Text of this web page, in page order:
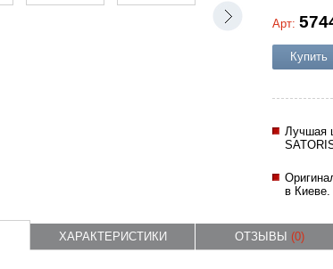
Арт:
Купить
Лучшая
в Киеве.
ХАРАКТЕРИСТИКИ ОТЗЫВЫ (0)